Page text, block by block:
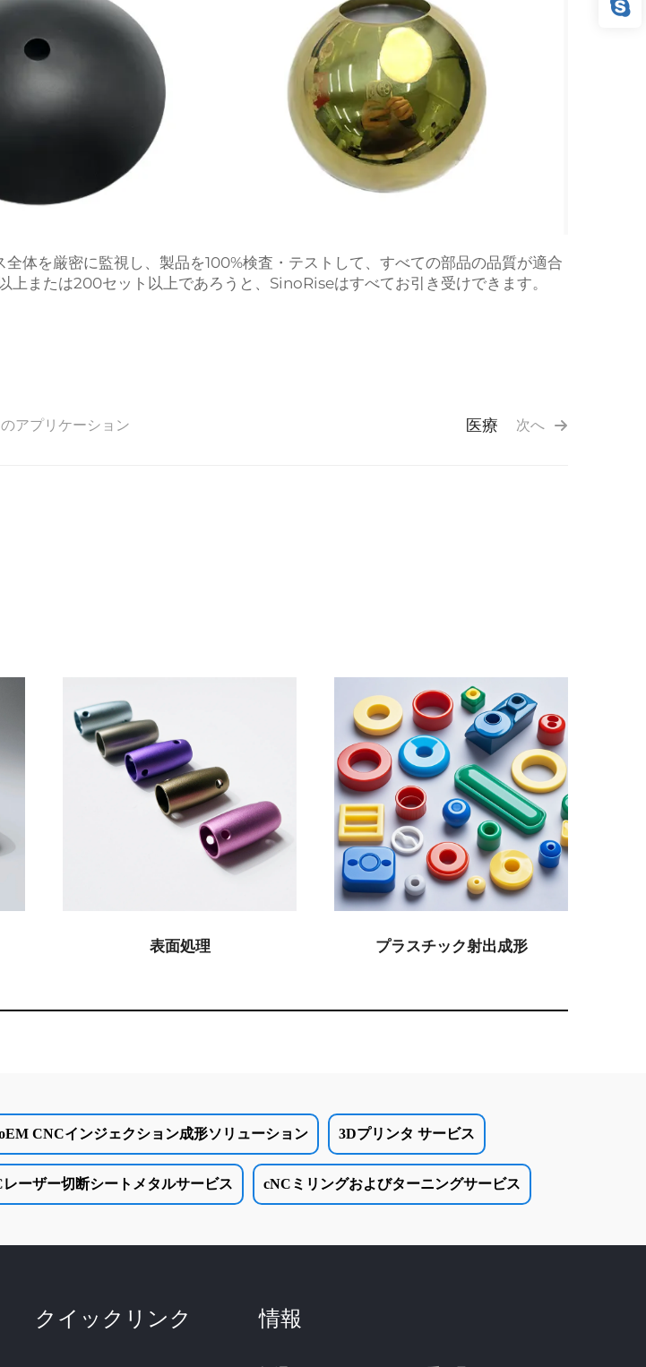
体を厳密に監視し、製品を100%検査・テストして、すべての部品の品質が適合
または200セット以上であろうと、SinoRiseはすべてお引き受けできます。
アプリケーション 次へ
医療
CNC加工 CNC旋盤部品
CNCインジェクション成形ソリューション 3Dプリンタ サービス
レーザー切断シートメタルサービス cNCミリングおよびターニングサービス
クイックリンク 情報